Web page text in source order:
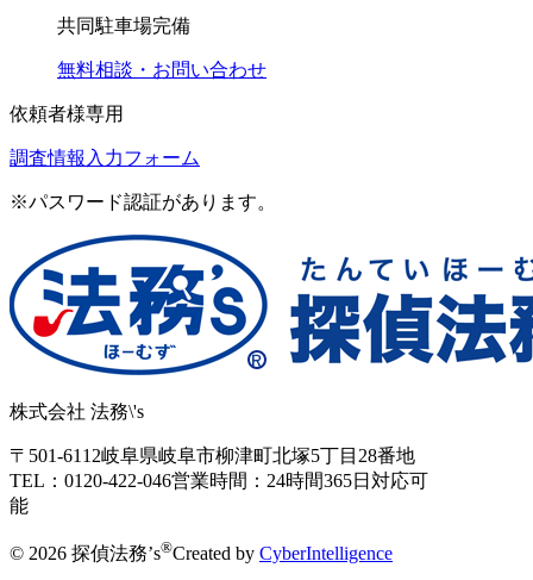
共同駐車場完備
無料相談・お問い合わせ
依頼者様専用
調査情報入力フォーム
※パスワード認証があります。
株式会社 法務\'s
〒501-6112岐阜県岐阜市柳津町北塚5丁目28番地
TEL：0120-422-046営業時間：24時間365日対応可
能
© 2026 探偵法務’s®Created by CyberIntelligence